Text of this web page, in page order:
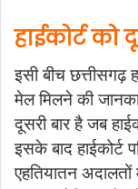
हाईकोर्ट
इसी बीच छत्तीसगढ़
मेल मिलने की
दूसरी बार है जब
इसके बाद हाईकोर्ट
एहतियातन